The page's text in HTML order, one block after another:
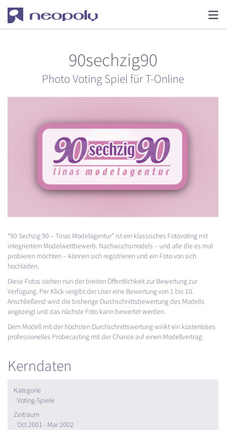
90sechzig90
Photo Voting Spiel für T-Online
“90 Sechzig 90 – Tinas Modelagentur” ist ein klassisches Fotovoting mit
integriertem Modelwettbewerb. Nachwuchsmodels – und alle die es mal
probieren möchten – können sich registrieren und ein Foto von sich
hochladen.
Diese Fotos stehen nun der breiten Öffentlichkeit zur Bewertung zur
Verfügung. Per Klick vergibt der User eine Bewertung von 1 bis 10.
Anschließend wird die bisherige Durchschnittsbewertung des Modells
angezeigt und das nächste Foto kann bewertet werden.
Dem Modell mit der höchsten Durchschnittswertung winkt ein kostenloses
professionelles Probecasting mit der Chance auf einen Modellvertrag.
Kerndaten
Kategorie
Voting-Spiele
Zeitraum
Oct 2001 - Mar 2002